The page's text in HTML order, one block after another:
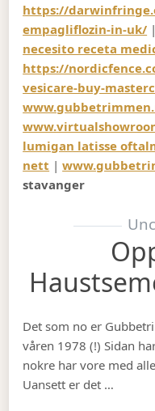
https://
empagliflozin-in-uk/ |
necesito receta
https://
vesicare-buy-
lumigan latisse
nett |
stavanger
Det som no er
våren 1978 (!) Sidan
nokre har vore med
Uansett er det …